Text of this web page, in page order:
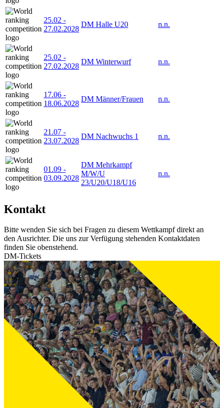
25.02 -
27.02.2028
DM Halle U20 n.n.
25.02 -
27.02.2028
DM Winterwurf n.n.
17.06 -
18.06.2028
DM Männer/Frauen n.n.
21.07 -
23.07.2028
DM Nachwuchs 1 n.n.
01.09 -
03.09.2028
DM Mehrkampf
M/W/U
23/U20/U18/U16
n.n.
Kontakt
Bitte wenden Sie sich bei Fragen zu diesem Wettkampf direkt an
den Ausrichter. Die uns zur Verfügung stehenden Kontaktdaten
finden Sie obenstehend.
DM-Tickets